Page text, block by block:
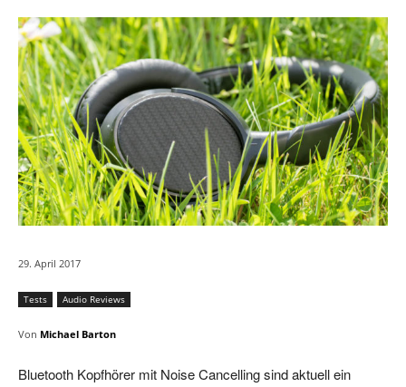
29. April 2017
Tests Audio Reviews
Von Michael Barton
Bluetooth Kopfhörer mit Noise Cancelling sind aktuell ein